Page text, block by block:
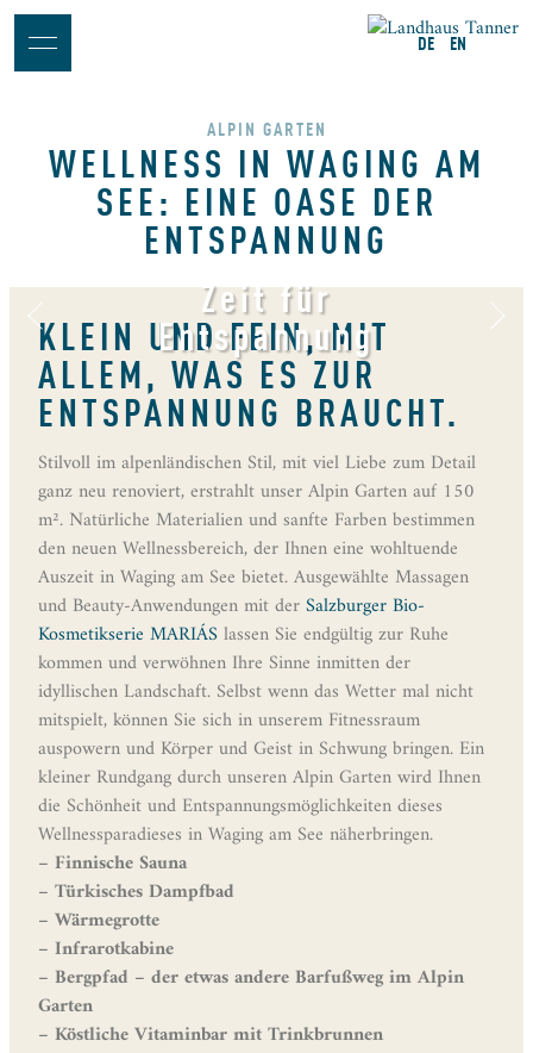
DE EN
ALPIN GARTEN
WELLNESS IN WAGING AM
SEE: EINE OASE DER
ENTSPANNUNG
Zeit für
Entspannung
KLEIN UND FEIN, MIT
ALLEM, WAS ES ZUR
ENTSPANNUNG BRAUCHT.
Stilvoll im alpenländischen Stil, mit viel Liebe zum Detail
ganz neu renoviert, erstrahlt unser Alpin Garten auf 150
m². Natürliche Materialien und sanfte Farben bestimmen
den neuen Wellnessbereich, der Ihnen eine wohltuende
Auszeit in Waging am See bietet. Ausgewählte Massagen
und Beauty-Anwendungen mit derSalzburger Bio-
Kosmetikserie MARIÁSlassen Sie endgültig zur Ruhe
kommen und verwöhnen Ihre Sinne inmitten der
idyllischen Landschaft. Selbst wenn das Wetter mal nicht
mitspielt, können Sie sich in unserem Fitnessraum
auspowern und Körper und Geist in Schwung bringen. Ein
kleiner Rundgang durch unseren Alpin Garten wird Ihnen
die Schönheit und Entspannungsmöglichkeiten dieses
Wellnessparadieses in Waging am See näherbringen.
– Finnische Sauna
– Türkisches Dampfbad
– Wärmegrotte
– Infrarotkabine
– Bergpfad – der etwas andere Barfußweg im Alpin
Garten
– Köstliche Vitaminbar mit Trinkbrunnen